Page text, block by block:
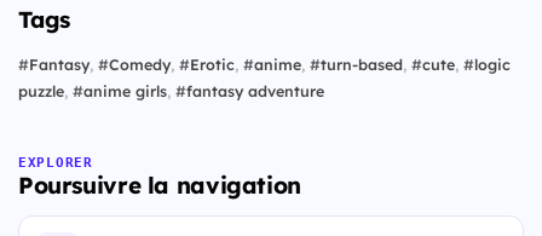
Tags
#Fantasy, #Comedy, #Erotic, #anime, #turn-based, #cute, #logic
puzzle, #anime girls, #fantasy adventure
EXPLORER
Poursuivre la navigation